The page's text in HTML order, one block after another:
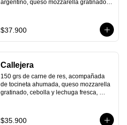
argentino, queso mozzarella gratinado,
de un delicioso pan artesanal. ¡Un sabor
que danza en tu boca!
$37.900
Callejera
150 grs de carne de res, acompañada
de tocineta ahumada, queso mozzarella
gratinado, cebolla y lechuga fresca,
nuestras clásicas salsas de tomate y
$35.900